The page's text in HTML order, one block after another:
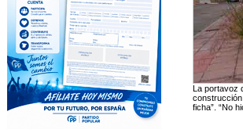
La portavoz
ficha”. “No